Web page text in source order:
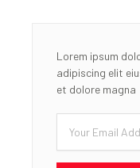
Lorem ipsum
adipiscing elit
et dolore magna
Email